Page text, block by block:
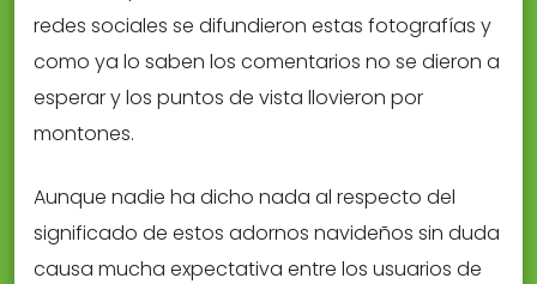
redes sociales se difundieron estas fotografías y
como ya lo saben los comentarios no se dieron a
esperar y los puntos de vista llovieron por
montones.
Aunque nadie ha dicho nada al respecto del
significado de estos adornos navideños sin duda
causa mucha expectativa entre los usuarios de